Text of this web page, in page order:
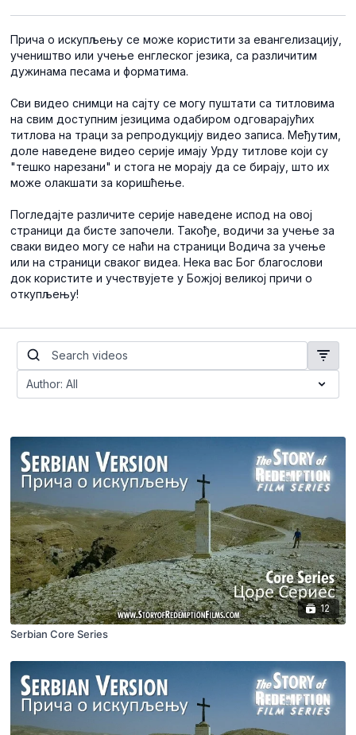
Прича о искупљењу се може користити за евангелизацију,
учеништво или учење енглеског језика, са различитим
дужинама песама и форматима.
Сви видео снимци на сајту се могу пуштати са титловима
на свим доступним језицима одабиром одговарајућих
титлова на траци за репродукцију видео записа. Међутим,
доле наведене видео серије имају Урду титлове који су
"тешко нарезани" и стога не морају да се бирају, што их
може олакшати за коришћење.
Погледајте различите серије наведене испод на овој
страници да бисте започели. Такође, водичи за учење за
сваки видео могу се наћи на страници Водича за учење
или на страници сваког видеа. Нека вас Бог благослови
док користите и учествујете у Божјој великој причи о
откупљењу!
12
Serbian Core Series